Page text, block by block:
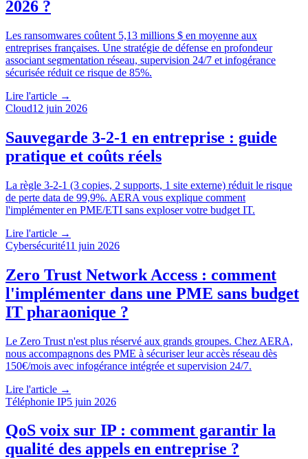
2026 ?
Les ransomwares coûtent 5,13 millions $ en moyenne aux
entreprises françaises. Une stratégie de défense en profondeur
associant segmentation réseau, supervision 24/7 et infogérance
sécurisée réduit ce risque de 85%.
Lire l'article →
Cloud12 juin 2026
Sauvegarde 3-2-1 en entreprise : guide
pratique et coûts réels
La règle 3-2-1 (3 copies, 2 supports, 1 site externe) réduit le risque
de perte data de 99,9%. AERA vous explique comment
l'implémenter en PME/ETI sans exploser votre budget IT.
Lire l'article →
Cybersécurité11 juin 2026
Zero Trust Network Access : comment
l'implémenter dans une PME sans budget
IT pharaonique ?
Le Zero Trust n'est plus réservé aux grands groupes. Chez AERA,
nous accompagnons des PME à sécuriser leur accès réseau dès
150€/mois avec infogérance intégrée et supervision 24/7.
Lire l'article →
Téléphonie IP5 juin 2026
QoS voix sur IP : comment garantir la
qualité des appels en entreprise ?